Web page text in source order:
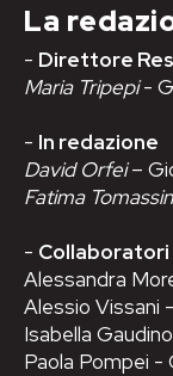
La
- Direttore
Maria Tripepi-
- In redazione
David Orfei–
Fatima
- Collaboratori
Alessandra
Alessio Vissani
Isabella Gaudino
Paola Pompei -